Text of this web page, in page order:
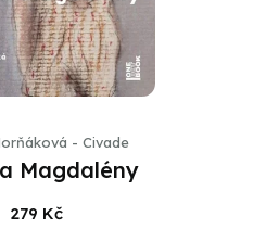
- Civade
Magdalény
279 Kč